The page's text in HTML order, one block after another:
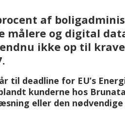
af
og digital
ikke op til
til deadline for EU’s
kunderne hos
eller den